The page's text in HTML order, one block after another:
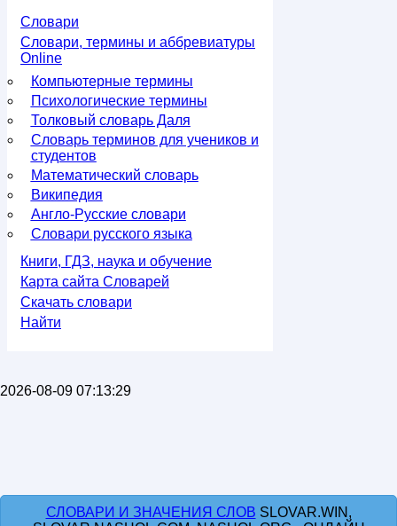
Словари
Словари, термины и аббревиатуры
Online
Компьютерные термины
Психологические термины
Толковый словарь Даля
Словарь терминов для учеников и
студентов
Математический словарь
Википедия
Англо-Русские словари
Словари русского языка
Книги, ГДЗ, наука и обучение
Карта сайта Словарей
Скачать словари
Найти
2026-08-09 07:13:29
СЛОВАРИ И ЗНАЧЕНИЯ СЛОВ SLOVAR.WIN,